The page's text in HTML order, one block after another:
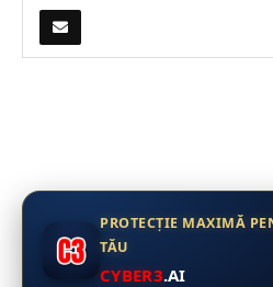
PROTECȚIE MAXIMĂ
TĂU
CYBER3.AI